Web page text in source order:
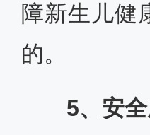
障新生儿健
的。
5、安全